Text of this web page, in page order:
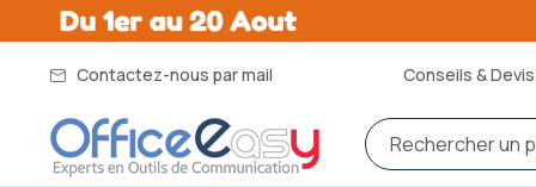
Contactez-nous par mail Conseils &